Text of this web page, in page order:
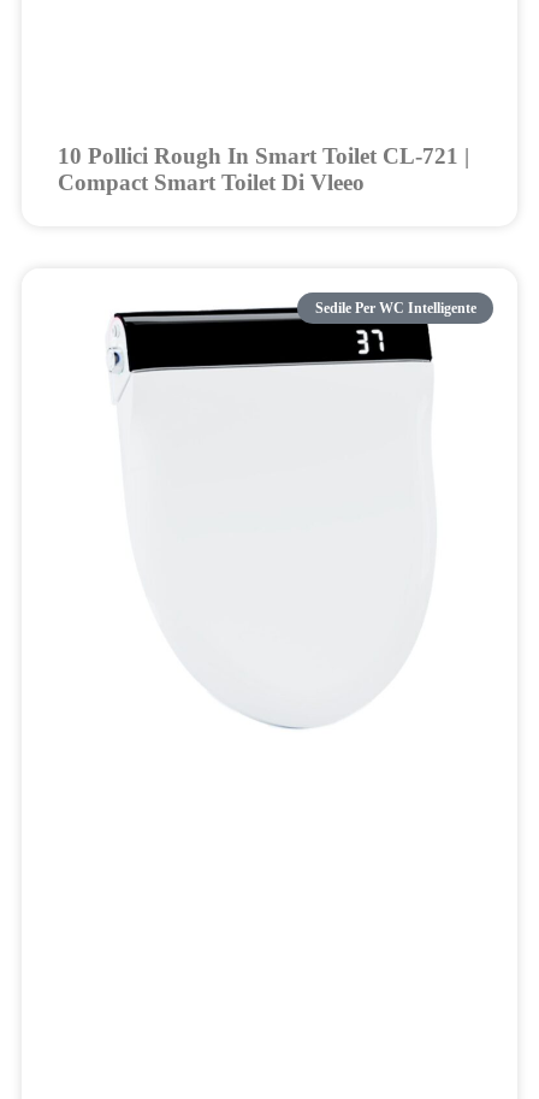
10 Pollici Rough In Smart Toilet CL-721 |
Compact Smart Toilet Di Vleeo
Sedile Per WC Intelligente